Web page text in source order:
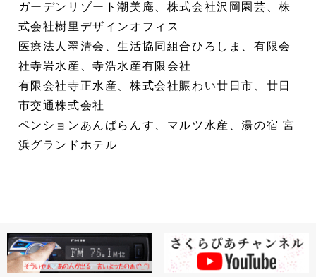
ガーデンリゾート潮美庵、株式会社沢岡園芸、株
式会社樹里デザインオフィス
医療法人翠清会、生活協同組合ひろしま、有限会
社寺岩水産、寺浩水産有限会社
有限会社寺正水産、株式会社賑わい廿日市、廿日
市交通株式会社
ペンションあんばらんす、マルツ水産、湯の宿 宮
浜グランドホテル